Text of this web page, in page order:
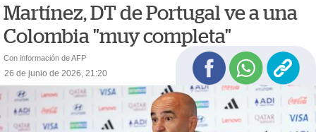
Martínez, DT de Portugal ve a una
Colombia "muy completa"
Con información de AFP
26 de junio de 2026, 21:20